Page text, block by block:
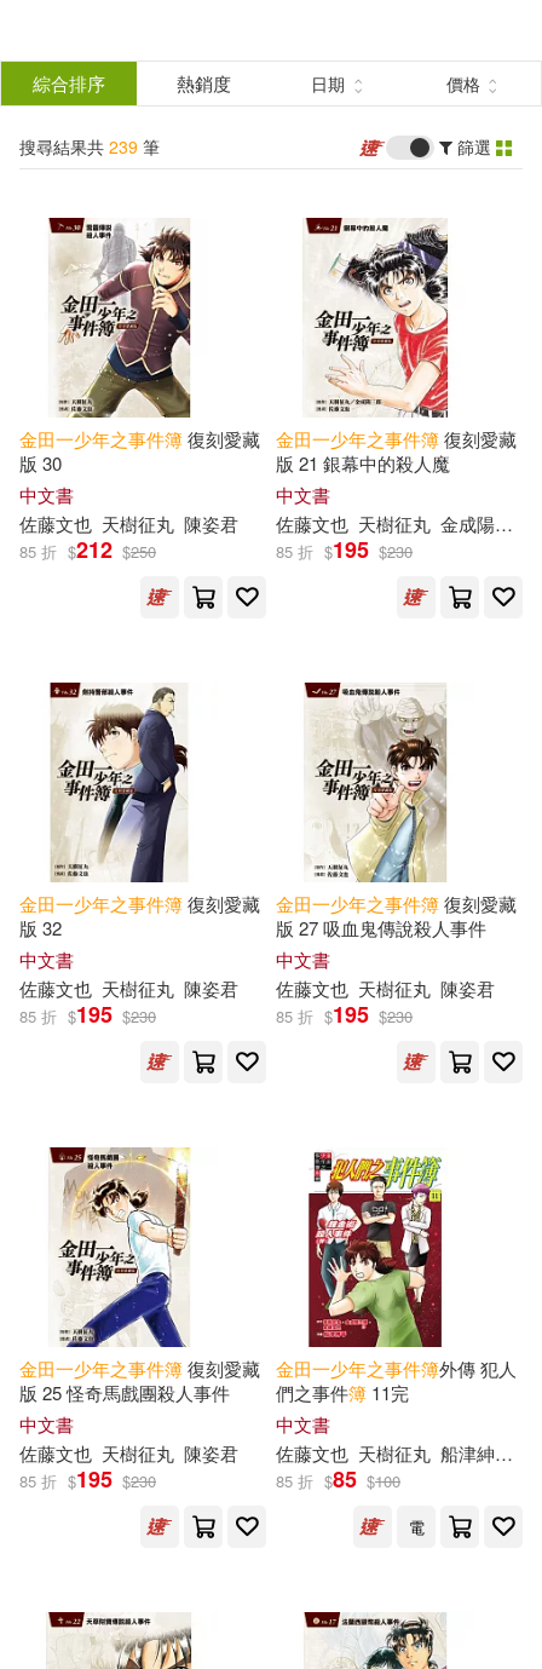
結
分類 (單選)
所有商品(239) 圖書(181)
影音(2) 電子書(56)
作者 (可複選)
天樹征丸(185)
金成陽三郎(112)
船津紳平(22) 金城陽三郎(20)
さとうふみや(8)
原作金成陽三郎／漫畫佐藤文也(1)
原作：金成陽三郎／漫畫：佐藤文
也(1)
金成陽三郎/原作．佐藤文也/漫畫
(1)
東立(237) 愛貝克思(2)
配送方式 (可複選)
可超商取貨(183)
可海外宅配(183)
可港澳店取(181)
可菲律賓店取(181)
綜合排序 熱銷度 日期 價格
搜尋結果共 239 筆 篩選
金田一少年之事件簿復刻愛藏
版 30
中文書
佐藤文也 天樹征丸 陳姿君
85 折 $212 $250
金田一少年之事件簿復刻愛藏
版 21 銀幕中的殺人魔
中文書
佐藤文也 天樹征丸 金成陽三郎
85 折 $195 $230
金田一少年之事件簿復刻愛藏
版 32
中文書
佐藤文也 天樹征丸 陳姿君
85 折 $195 $230
金田一少年之事件簿復刻愛藏
版 27 吸血鬼傳說殺人事件
中文書
佐藤文也 天樹征丸 陳姿君
85 折 $195 $230
金田一少年之事件簿復刻愛藏
版 25 怪奇馬戲團殺人事件
中文書
佐藤文也 天樹征丸 陳姿君
85 折 $195 $230
金田一少年之事件簿外傳 犯人
們之事件簿 11完
中文書
佐藤文也 天樹征丸 船津紳平
85 折 $85 $100
電